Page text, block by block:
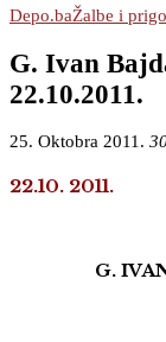
Depo.baŽalbe i
G. Ivan
22.10.2011.
25. Oktobra 2011.
22.10. 2011.
G.